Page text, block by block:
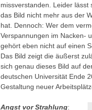
missverstanden. Leider lässt
das Bild nicht mehr aus der
hat. Dennoch: Wer dem
Verspannungen im Nacken-
gehört eben nicht auf einen
Das Bild zeigt die äußerst
sich genau dieses Bild auf
deutschen Universität Ende
Gestaltung neuer
Angst vor Strahlung: